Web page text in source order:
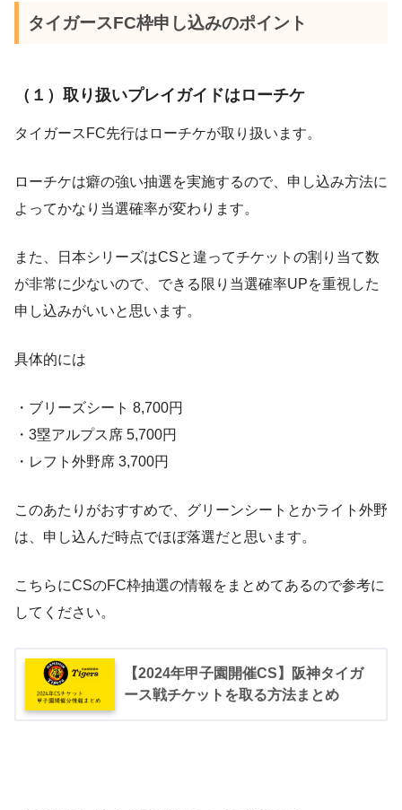
タイガースFC枠申し込みのポイント
（１）取り扱いプレイガイドはローチケ
タイガースFC先行はローチケが取り扱います。
ローチケは癖の強い抽選を実施するので、申し込み方法に
よってかなり当選確率が変わります。
また、日本シリーズはCSと違ってチケットの割り当て数
が非常に少ないので、できる限り当選確率UPを重視した
申し込みがいいと思います。
具体的には
・ブリーズシート 8,700円
・3塁アルプス席 5,700円
・レフト外野席 3,700円
このあたりがおすすめで、グリーンシートとかライト外野
は、申し込んだ時点でほぼ落選だと思います。
こちらにCSのFC枠抽選の情報をまとめてあるので参考に
してください。
【2024年甲子園開催CS】阪神タイガ
ース戦チケットを取る方法まとめ